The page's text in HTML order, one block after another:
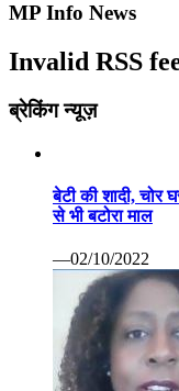
MP Info News
Invalid RSS
ब्रेकिंग न्यूज़
बेटी की शादी,
से भी बटोरा माल
—02/10/2022